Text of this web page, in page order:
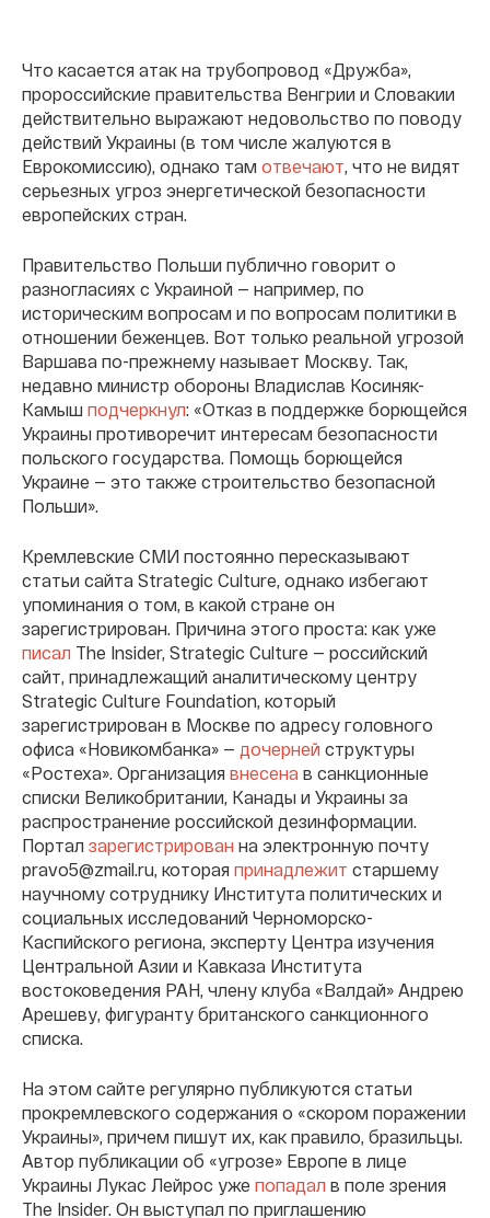
Что касается атак на трубопровод «Дружба»,
пророссийские правительства Венгрии и Словакии
действительно выражают недовольство по поводу
действий Украины (в том числе жалуются в
Еврокомиссию), однако там отвечают, что не видят
серьезных угроз энергетической безопасности
европейских стран.
Правительство Польши публично говорит о
разногласиях с Украиной — например, по
историческим вопросам и по вопросам политики в
отношении беженцев. Вот только реальной угрозой
Варшава по-прежнему называет Москву. Так,
недавно министр обороны Владислав Косиняк-
Камыш подчеркнул: «Отказ в поддержке борющейся
Украины противоречит интересам безопасности
польского государства. Помощь борющейся
Украине — это также строительство безопасной
Польши».
Кремлевские СМИ постоянно пересказывают
статьи сайта Strategic Culture, однако избегают
упоминания о том, в какой стране он
зарегистрирован. Причина этого проста: как уже
писал The Insider, Strategic Culture — российский
сайт, принадлежащий аналитическому центру
Strategic Culture Foundation, который
зарегистрирован в Москве по адресу головного
офиса «Новикомбанка» — дочерней структуры
«Ростеха». Организация внесена в санкционные
списки Великобритании, Канады и Украины за
распространение российской дезинформации.
Портал зарегистрирован на электронную почту
pravo5@zmail.ru, которая принадлежит старшему
научному сотруднику Института политических и
социальных исследований Черноморско-
Каспийского региона, эксперту Центра изучения
Центральной Азии и Кавказа Института
востоковедения РАН, члену клуба «Валдай» Андрею
Арешеву, фигуранту британского санкционного
списка.
На этом сайте регулярно публикуются статьи
прокремлевского содержания о «скором поражении
Украины», причем пишут их, как правило, бразильцы.
Автор публикации об «угрозе» Европе в лице
Украины Лукас Лейрос уже попадал в поле зрения
The Insider. Он выступал по приглашению